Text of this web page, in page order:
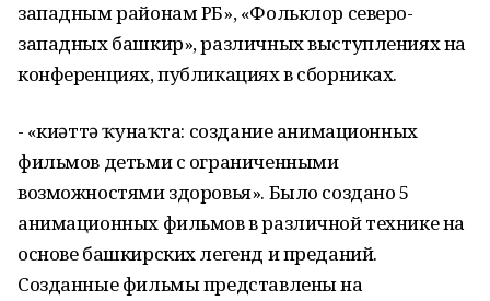
западным районам РБ», «Фольклор северо-
западных башкир», различных выступлениях на
конференциях, публикациях в сборниках.
- «Әкиәттә ҡунаҡта: создание анимационных
фильмов детьми с ограниченными
возможностями здоровья». Было создано 5
анимационных фильмов в различной технике на
основе башкирских легенд и преданий.
Созданные фильмы представлены на